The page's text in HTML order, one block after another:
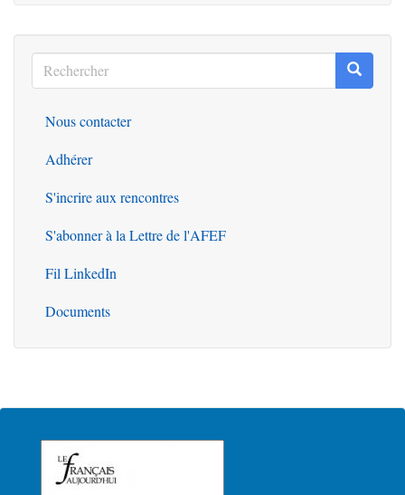
Rechercher
Rechercher
Outils
Nous contacter
Adhérer
S'incrire aux rencontres
S'abonner à la Lettre de l'AFEF
Fil LinkedIn
Documents